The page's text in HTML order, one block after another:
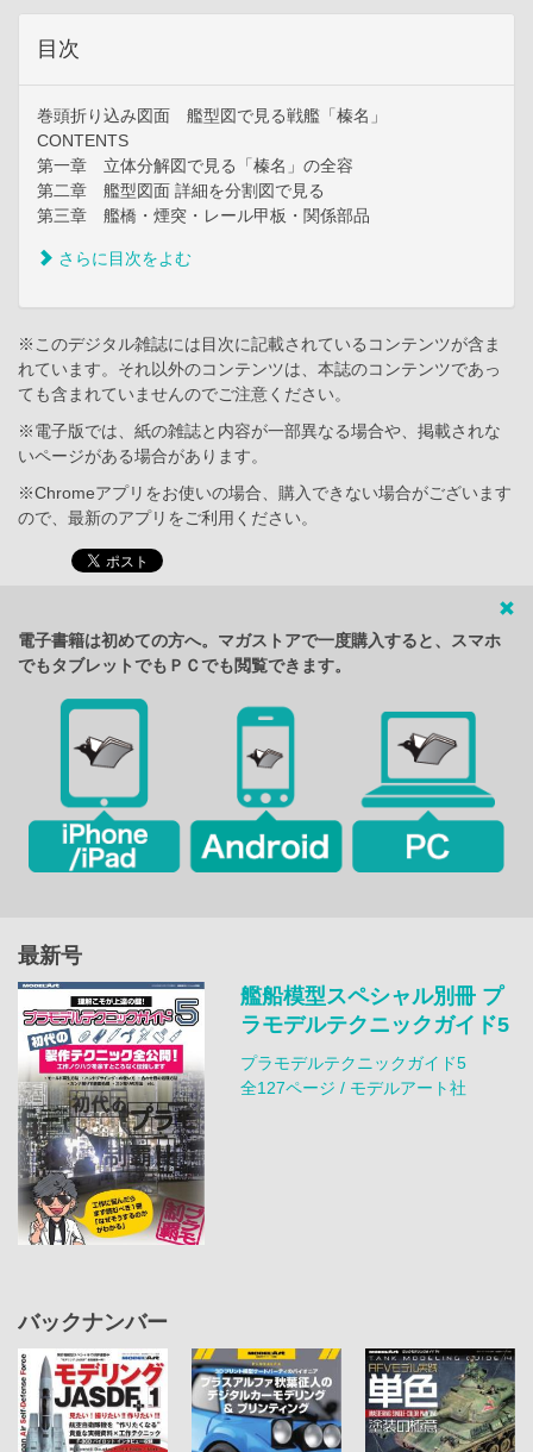
目次
巻頭折り込み図面 艦型図で見る戦艦「榛名」
CONTENTS
第一章 立体分解図で見る「榛名」の全容
第二章 艦型図面 詳細を分割図で見る
第三章 艦橋・煙突・レール甲板・関係部品
さらに目次をよむ
※このデジタル雑誌には目次に記載されているコンテンツが含ま
れています。それ以外のコンテンツは、本誌のコンテンツであっ
ても含まれていませんのでご注意ください。
※電子版では、紙の雑誌と内容が一部異なる場合や、掲載されな
いページがある場合があります。
※Chromeアプリをお使いの場合、購入できない場合がございます
ので、最新のアプリをご利用ください。
電子書籍は初めての方へ。マガストアで一度購入すると、スマホ
でもタブレットでもＰＣでも閲覧できます。
最新号
艦船模型スペシャル別冊 プ
ラモデルテクニックガイド5
プラモデルテクニックガイド5
全127ページ / モデルアート社
バックナンバー